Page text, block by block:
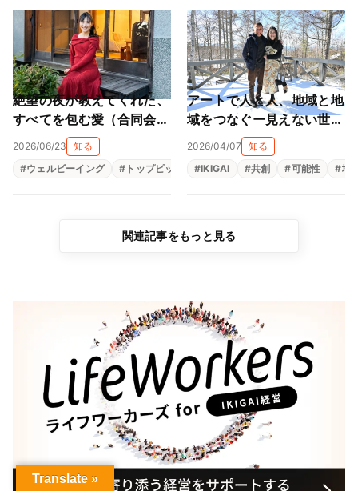
絶望の夜が教えてくれた、
すべてを包む愛（合同会社
太陽と虹 柳本陽子）
2026/06/23
知る
#ウェルビーイング # トップピックアップ # メンタルヘルス # 生きが
アートで人と人、地域と地
域をつなぐー見えない世界
を見える形にする平和への
祈り（一般社団法人アート
ピースジャパン 矢崎千
2026/04/07
知る
#IKIGAI #共創 #可能性 #地
関連記事をもっと見る
Translate »